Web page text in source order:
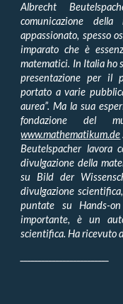
Albrecht
comunicazione
appassionato, spesso
imparato che è
matematici. In Italia ho
presentazione per il
portato a varie
aurea”. Ma la sua
fondazione del
www.mathematikum.de.
Beutelspacher lavora
divulgazione della
su Bild der
divulgazione
puntate su Hands-
importante, è un
scientifica. Ha ricevuto